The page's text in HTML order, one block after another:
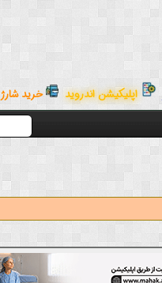
اپلیکیشن اندروید خرید شارژ